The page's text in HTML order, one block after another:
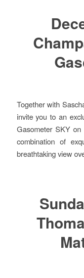
Together with
invite you to an
Gasometer SKY
combination of
breathtaking view